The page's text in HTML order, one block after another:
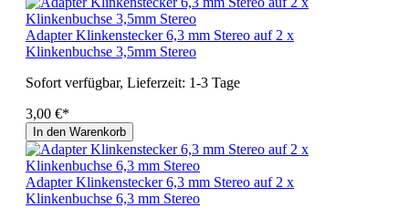
Adapter Klinkenstecker 6,3 mm Stereo auf 2 x
Klinkenbuchse 3,5mm Stereo
Sofort verfügbar, Lieferzeit: 1-3 Tage
3,00 €*
In den Warenkorb
Adapter Klinkenstecker 6,3 mm Stereo auf 2 x
Klinkenbuchse 6,3 mm Stereo